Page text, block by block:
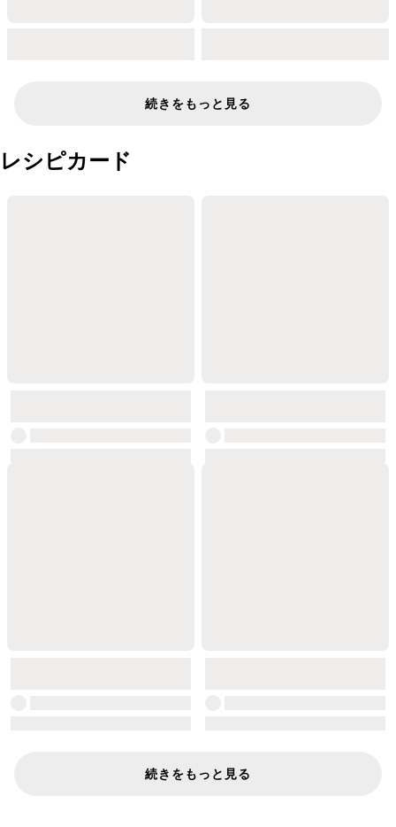
続きをもっと見る
レシピカード
続きをもっと見る